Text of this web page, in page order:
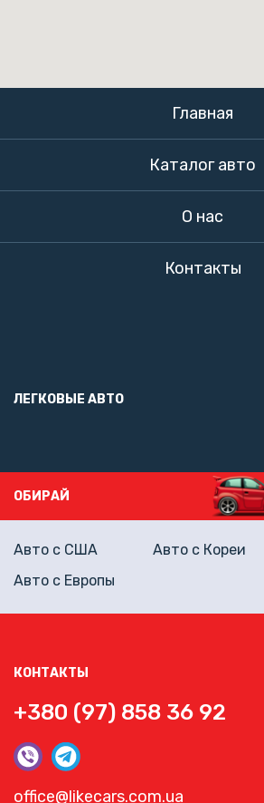
Главная
Каталог авто
О нас
Контакты
ЛЕГКОВЫЕ АВТО
КОНТАКТЫ
+380 (97) 858 36 92
office@likecars.com.ua
ОБИРАЙ
Авто с США
Авто с Кореи
Авто с Европы